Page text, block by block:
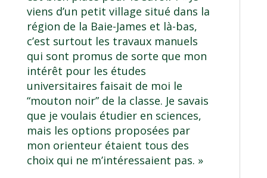
viens d’un petit village situé dans la
région de la Baie-James et là-bas,
c’est surtout les travaux manuels
qui sont promus de sorte que mon
intérêt pour les études
universitaires faisait de moi le
“mouton noir” de la classe. Je savais
que je voulais étudier en sciences,
mais les options proposées par
mon orienteur étaient tous des
choix qui ne m’intéressaient pas. »